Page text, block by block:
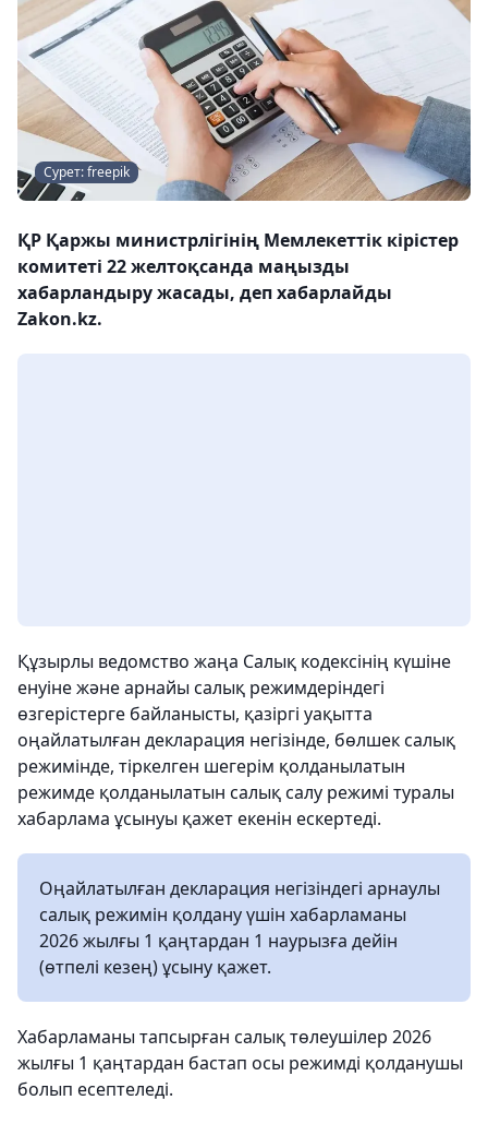
Сурет: freepik
ҚР Қаржы министрлігінің Мемлекеттік кірістер
комитеті 22 желтоқсанда маңызды
хабарландыру жасады, деп хабарлайды
Zakon.kz.
Құзырлы ведомство жаңа Салық кодексінің күшіне
енуіне және арнайы салық режимдеріндегі
өзгерістерге байланысты, қазіргі уақытта
оңайлатылған декларация негізінде, бөлшек салық
режимінде, тіркелген шегерім қолданылатын
режимде қолданылатын салық салу режимі туралы
хабарлама ұсынуы қажет екенін ескертеді.
Оңайлатылған декларация негізіндегі арнаулы
салық режимін қолдану үшін хабарламаны
2026 жылғы 1 қаңтардан 1 наурызға дейін
(өтпелі кезең) ұсыну қажет.
Хабарламаны тапсырған салық төлеушілер 2026
жылғы 1 қаңтардан бастап осы режимді қолданушы
болып есептеледі.